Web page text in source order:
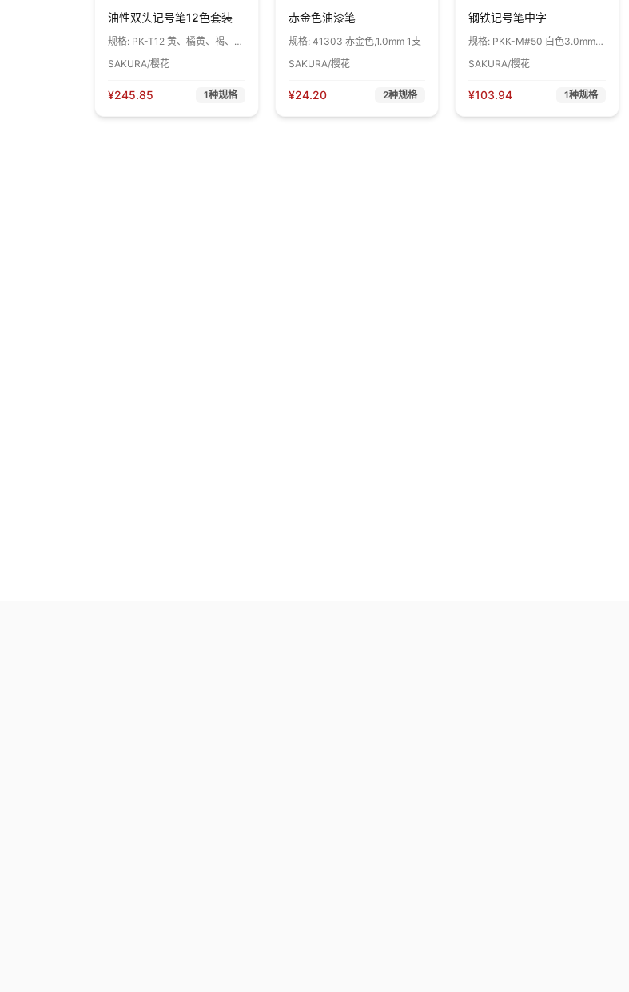
油性双头记号笔12色套装
规格: PK-T12 黄、橘黄、褐、土
蓝、黑、天蓝 圆头/斜槽头 1支
SAKURA/樱花
¥245.85 1种规格
赤金色油漆笔
规格: 41303 赤金色,1.0mm 1支
SAKURA/樱花
¥24.20 2种规格
钢铁记号笔中字
规格: PKK-M#50 白色3.0mm 1
SAKURA/樱花
¥103.94 1种规格